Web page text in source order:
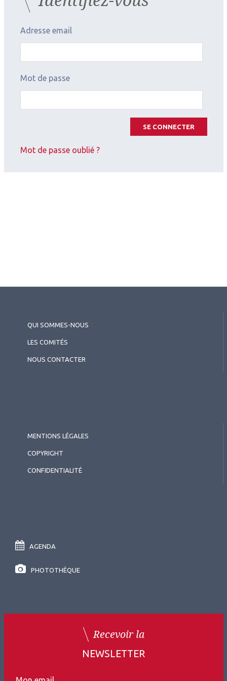
Adresse email
Mot de passe
SE CONNECTER
Mot de passe oublié ?
QUI SOMMES-NOUS
LES COMITÉS
NOUS CONTACTER
MENTIONS LÉGALES
COPYRIGHT
CONFIDENTIALITÉ
AGENDA
PHOTOTHÈQUE
Recevoir la
NEWSLETTER